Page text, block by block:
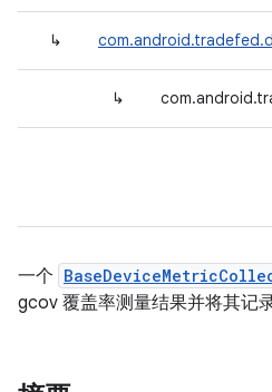
↳
↳
一个
gcov 覆盖率测量结果并将其记